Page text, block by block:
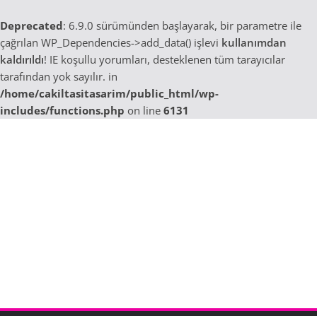
Deprecated: 6.9.0 sürümünden başlayarak, bir parametre ile
çağrılan WP_Dependencies->add_data() işlevi kullanımdan
kaldırıldı! IE koşullu yorumları, desteklenen tüm tarayıcılar
tarafından yok sayılır. in
/home/cakiltasitasarim/public_html/wp-
includes/functions.php on line 6131